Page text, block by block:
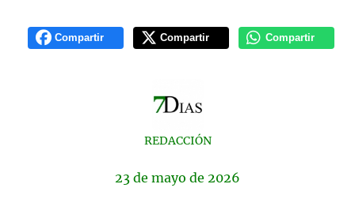
Compartir Compartir Compartir
REDACCIÓN
23 de mayo de 2026